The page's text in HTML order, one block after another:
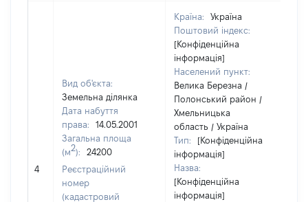
4
Вид об'єкта:
Земельна ділянка
Дата набуття
права:
14.05.2001
Загальна площа
(м2):
24200
Реєстраційний
номер
(кадастровий
Країна:
Україна
Поштовий індекс:
[Конфіденційна
інформація]
Населений пункт:
Велика Березна /
Полонський район /
Хмельницька
область / Україна
Тип:
[Конфіденційна
інформація]
Назва:
[Конфіденційна
інформація]